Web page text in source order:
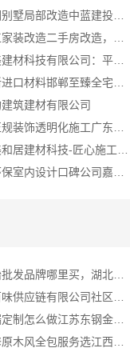
筑建材有限公司